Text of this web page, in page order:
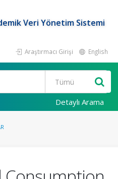
Veri Yönetim Sistemi
Araştırmacı Girişi English
Detaylı Arama